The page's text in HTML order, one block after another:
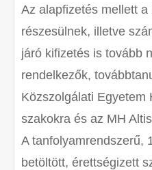
Az alapfizetés mellett
részesülnek, illetve
járó kifizetés is tovább
rendelkezők,
Közszolgálati Egyetem
szakokra és az MH
A tanfolyamrendszerű,
betöltött, érettségizett